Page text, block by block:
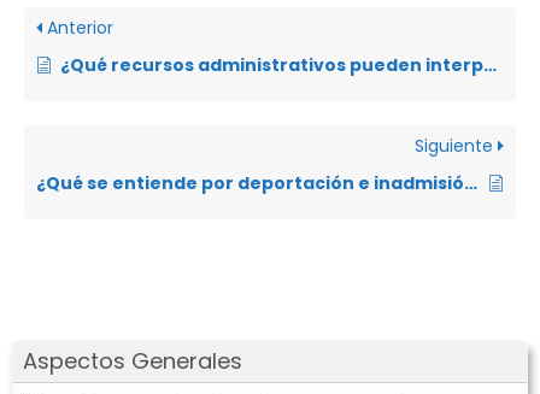
Aspectos Generales
Anterior
¿Qué recursos administrativos pueden interponerse en el trámite de refugio cuando la solicitud es rechazada?
Siguiente
¿Qué se entiende por deportación e inadmisión en el Ecuador?